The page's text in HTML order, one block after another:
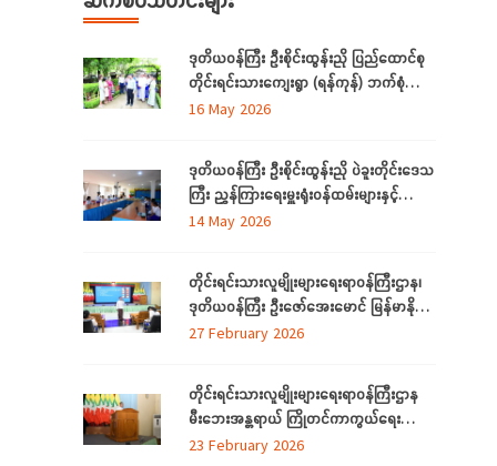
ဒုတိယဝန်ကြီး ဦးစိုင်းထွန်းညို ပြည်ထောင်စု
တိုင်းရင်းသားကျေးရွာ (ရန်ကုန်) ဘက်စုံ
အဆင့် မြှင့်တင်ရေး ကြည့်ရှုစစ်ဆေး
16 May 2026
ဒုတိယဝန်ကြီး ဦးစိုင်းထွန်းညို ပဲခူးတိုင်းဒေသ
ကြီး ညွှန်ကြားရေးမှူးရုံးဝန်ထမ်းများနှင့်
တွေ့ဆုံ
14 May 2026
တိုင်းရင်းသားလူမျိုးများရေးရာဝန်ကြီးဌာန၊
ဒုတိယဝန်ကြီး ဦးဇော်အေးမောင် မြန်မာနိုင်ငံ
တော်အလံအကြောင်း သိကောင်းစရာ
27 February 2026
တိုင်းရင်းသားလူမျိုးများရေးရာဝန်ကြီးဌာန
မီးဘေးအန္တရာယ် ကြိုတင်ကာကွယ်ရေး
ဆိုင်ရာ အသိပညာပေးဟောပြောခြင်းနှင့်
23 February 2026